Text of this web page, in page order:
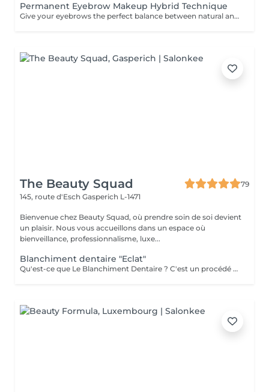
Permanent Eyebrow Makeup Hybrid Technique
Give your eyebrows the perfect balance between natural and defined. The hybrid technique combines hair strokes and a powder effect for a result that is both realistic and structured. Ideal for filling in sparse areas while adding density and a softly enhanced, makeup-like finish. Long-lasting, harmonious, and fully personalized resultsfor beautifully enhanced brows every day, effortlessly.
The Beauty Squad
79
145, route d'Esch Gasperich L-1471
Bienvenue chez Beauty Squad, où prendre soin de soi devient
un plaisir. Nous vous accueillons dans un espace où
bienveillance, professionnalisme, luxe...
Blanchiment dentaire "Eclat"
Qu'est-ce que Le Blanchiment Dentaire ? C'est un procédé qui utilise un gel blanchissant activé par une lumière avec une fréquence spécifique. Celui-ci agit sur l'émail et la dentine des dents sans affecter la structure de la dent. Le blanchiment dentaire est sûr, efficace et rapide. Pourquoi vos dents se colorent-elles ? Pour de nombreuses raisons. Les plus communes sont l'âge, la consommation de produits qui colorent les dents comme le café, le thé, les sodas, le tabac, etc. ou à cause d'un traumatisme. Pendant la période de croissance des dents, une prise régulière de tétracycline et d'autres antibiotiques peuvent également être à la base de ces décolorations. Est-ce sans danger ? La sécurité et l'efficacité du produit sont bien établies. Le produit est utilisé en toute sécurité depuis plusieurs années pour le traitement des gencives et des tissus mous. On évite l'utilisation chez les femmes enceintes ou qui allaitent. L'usage du tabac est contre-indiqué pendant le traitement de blanchiment. Certains patients éprouvent une augmentation temporaire de la sensibilité au froid pendant le traitement. Ces symptômes disparaissent entre 1 à 3 jours après la fin du traitement. Un blanchiment dentaire est-il efficace ? Oui. Le blanchiment dentaire permet d'enlever la plupart des tâches et des colorations causées par les aliments, le tabac, un traitement de canal ou le vieillissement naturel des dents. Une étude a démontré que l'utilisation de la lampe augmente l'efficacité du gel